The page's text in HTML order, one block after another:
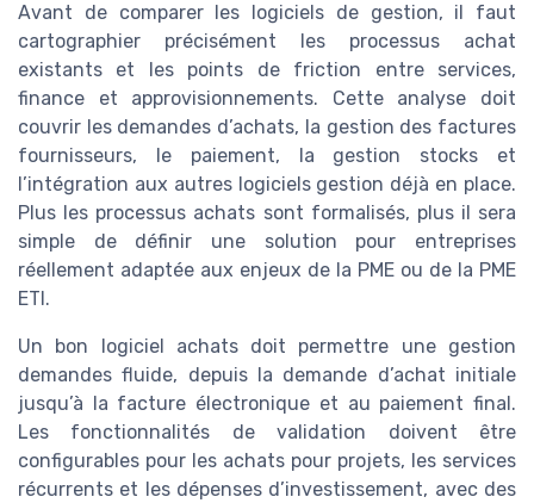
Avant de comparer les logiciels de gestion, il faut
cartographier précisément les processus achat
existants et les points de friction entre services,
finance et approvisionnements. Cette analyse doit
couvrir les demandes d’achats, la gestion des factures
fournisseurs, le paiement, la gestion stocks et
l’intégration aux autres logiciels gestion déjà en place.
Plus les processus achats sont formalisés, plus il sera
simple de définir une solution pour entreprises
réellement adaptée aux enjeux de la PME ou de la PME
ETI.
Un bon logiciel achats doit permettre une gestion
demandes fluide, depuis la demande d’achat initiale
jusqu’à la facture électronique et au paiement final.
Les fonctionnalités de validation doivent être
configurables pour les achats pour projets, les services
récurrents et les dépenses d’investissement, avec des